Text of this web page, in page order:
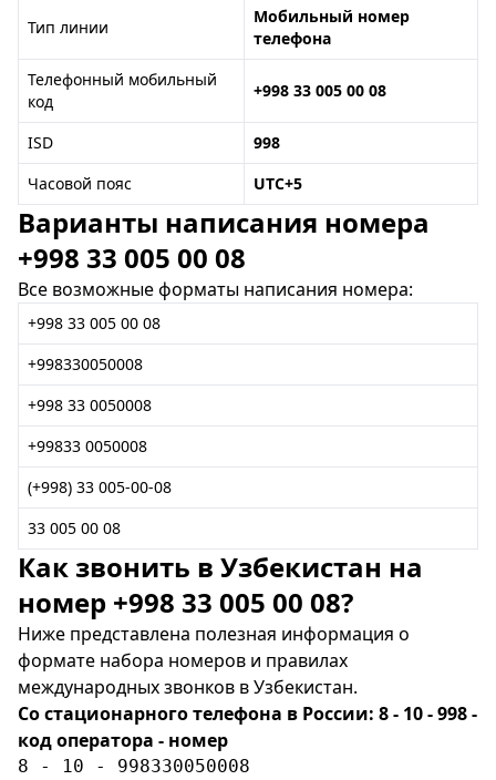
Тип линии
Мобильный номер
телефона
Телефонный мобильный
код
+998 33 005 00 08
ISD
998
Часовой пояс
UTC+5
Варианты написания номера
+998 33 005 00 08
Все возможные форматы написания номера:
+998 33 005 00 08
+998330050008
+998 33 0050008
+99833 0050008
(+998) 33 005-00-08
33 005 00 08
Как звонить в Узбекистан на
номер +998 33 005 00 08?
Ниже представлена полезная информация о
формате набора номеров и правилах
международных звонков в Узбекистан.
Со стационарного телефона в России: 8 - 10 - 998 -
код оператора - номер
8 - 10 - 998330050008